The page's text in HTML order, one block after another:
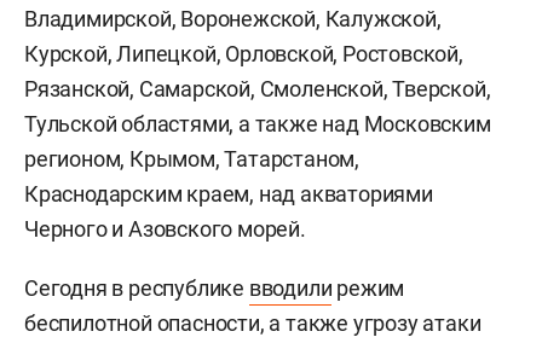
Владимирской, Воронежской, Калужской,
Курской, Липецкой, Орловской, Ростовской,
Рязанской, Самарской, Смоленской, Тверской,
Тульской областями, а также над Московским
регионом, Крымом, Татарстаном,
Краснодарским краем, над акваториями
Черного и Азовского морей.
Сегодня в республике вводили режим
беспилотной опасности, а также угрозу атаки